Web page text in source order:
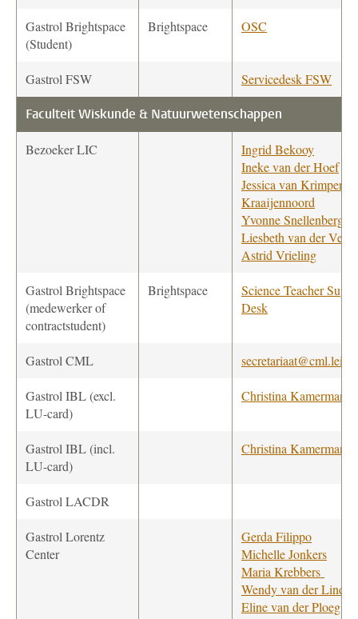
Gastrol Brightspace
(Student)
Brightspace OSC
Gastrol FSW Servicedesk FSW
Faculteit Wiskunde & Natuurwetenschappen
Bezoeker LIC
Ingrid Bekooy
Ineke van der Hoef
Jessica van Krimpen-
Kraaijennoord
Yvonne Snellenberg
Liesbeth van der
Astrid Vrieling
Gastrol Brightspace
(medewerker of
contractstudent)
Brightspace
Science Teacher
Desk
Gastrol CML
Gastrol IBL (excl.
LU-card)
Christina Kamerman
Gastrol IBL (incl.
LU-card)
Christina Kamerman
Gastrol LACDR
Gastrol Lorentz
Center
Gerda Filippo
Michelle Jonkers
Maria Krebbers
Wendy van der Linden
Eline van der Ploeg